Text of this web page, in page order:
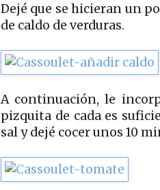
Dejé que se hicieran un
de caldo de verduras.
A continuación, le
pizquita de cada es
sal y dejé cocer unos 10